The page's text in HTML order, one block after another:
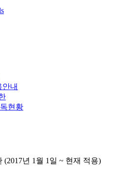
내
현황
년 1월 1일 ~ 현재 적용)